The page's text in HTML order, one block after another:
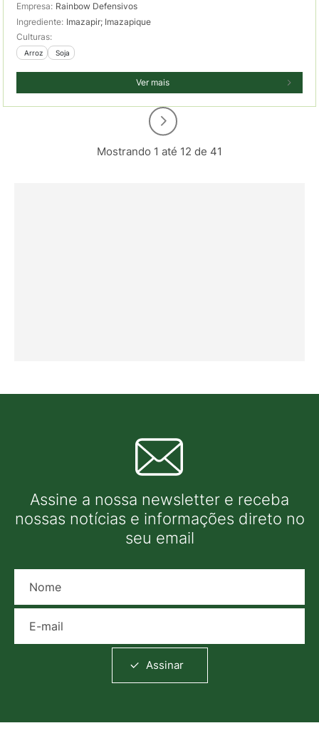
Empresa: Rainbow Defensivos
Ingrediente: Imazapir; Imazapique
Culturas:
Arroz Soja
Ver mais
Mostrando 1 até 12 de 41
Assine a nossa newsletter e receba
nossas notícias e informações direto no
seu email
Assinar